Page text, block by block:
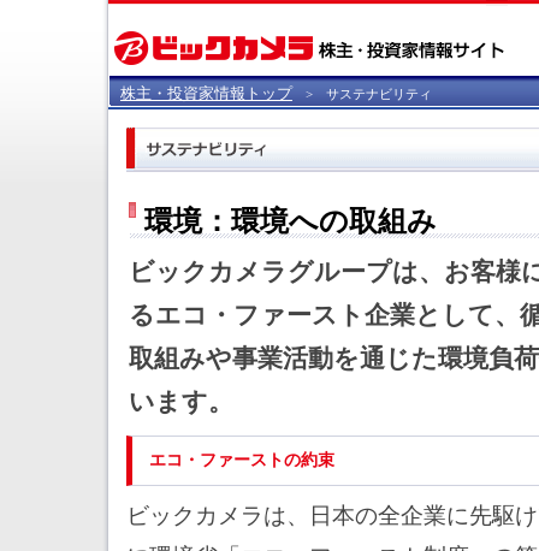
株主・投資家情報トップ > サステナビリティ
環境：環境への取組み
ビックカメラグループは、お客様
るエコ・ファースト企業として、
取組みや事業活動を通じた環境負
います。
エコ・ファーストの約束
ビックカメラは、日本の全企業に先駆